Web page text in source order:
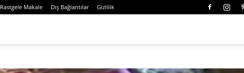
Rastgele Makale Dış Bağlantılar Gizlilik